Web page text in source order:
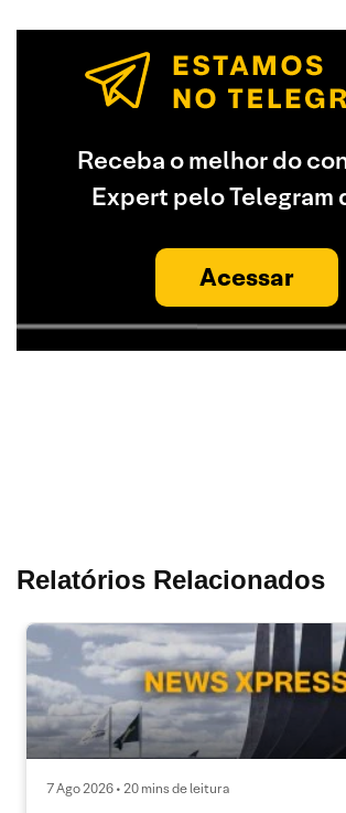
Receba o melhor do
Expert pelo Telegram
Acessar
Relatórios Relacionados
7 Ago 2026 • 20 mins de leitura